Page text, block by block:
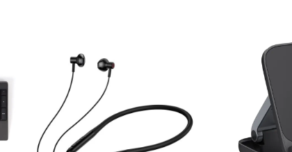
تغییر دهید.
را بهتر مشاهده کنید.
هستند.